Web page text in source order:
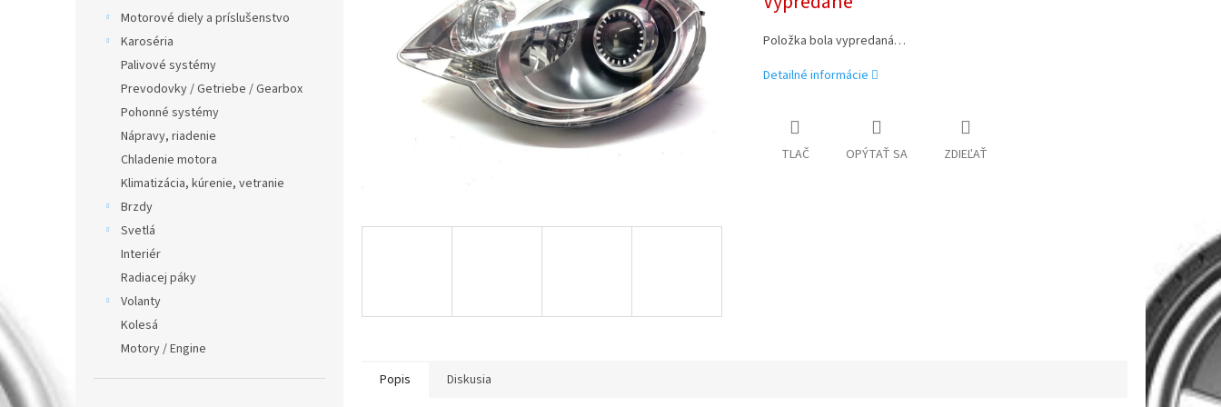
Motorové diely a príslušenstvo
Karoséria
Palivové systémy
Prevodovky / Getriebe / Gearbox
Pohonné systémy
Nápravy, riadenie
Chladenie motora
Klimatizácia, kúrenie, vetranie
Brzdy
Svetlá
Interiér
Radiacej páky
Volanty
Kolesá
Motory / Engine
Položka bola vypredaná…
Detailné informácie
TLAČ OPÝTAŤ SA ZDIEĽAŤ
Popis Diskusia